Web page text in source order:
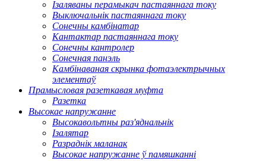
Ізаляваны перамыкач пастаяннага току
Выключальнік пастаяннага току
Сонечны камбінатар
Кантактар ​​пастаяннага току
Сонечны кантролер
Сонечная панэль
Камбінаваная скрынка фотаэлектрычных
элементаў
Прамысловая разеткавая муфта
Разетка
Высокае напружанне
Высокавольтны раз'яднальнік
Ізалятар
Разраднік маланак
Высокае напружанне ў памяшканні